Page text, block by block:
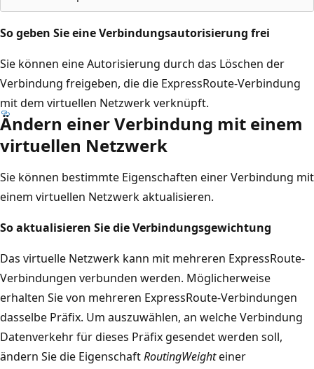
So geben Sie eine Verbindungsautorisierung frei
Sie können eine Autorisierung durch das Löschen der
Verbindung freigeben, die die ExpressRoute-Verbindung
mit dem virtuellen Netzwerk verknüpft.
Ändern einer Verbindung mit einem
virtuellen Netzwerk
Sie können bestimmte Eigenschaften einer Verbindung mit
einem virtuellen Netzwerk aktualisieren.
So aktualisieren Sie die Verbindungsgewichtung
Das virtuelle Netzwerk kann mit mehreren ExpressRoute-
Verbindungen verbunden werden. Möglicherweise
erhalten Sie von mehreren ExpressRoute-Verbindungen
dasselbe Präfix. Um auszuwählen, an welche Verbindung
Datenverkehr für dieses Präfix gesendet werden soll,
ändern Sie die EigenschaftRoutingWeighteiner